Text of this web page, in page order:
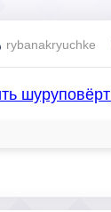
rybanakryuchke